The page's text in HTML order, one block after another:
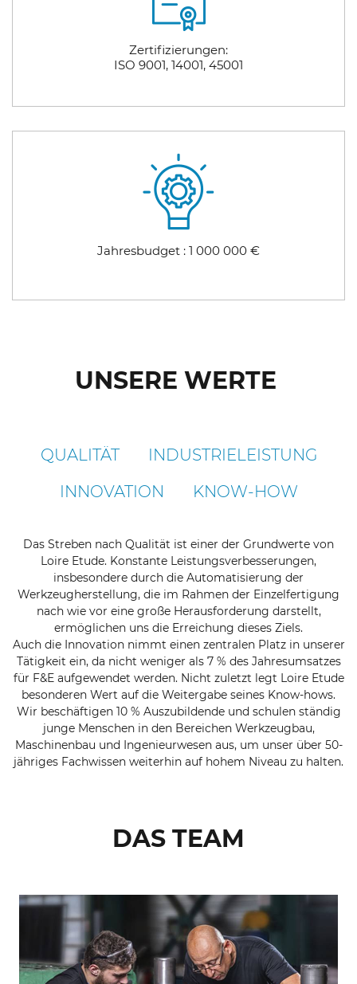
Zertifizierungen:
​​​​​​​ISO 9001, 14001, 45001
Jahresbudget : 1 000 000 €
UNSERE WERTE
QUALITÄT
INDUSTRIELEISTUNG
INNOVATION
KNOW-HOW
Das Streben nach Qualität ist einer der Grundwerte von
Loire Etude. Konstante Leistungsverbesserungen,
insbesondere durch die Automatisierung der
Werkzeugherstellung, die im Rahmen der Einzelfertigung
nach wie vor eine große Herausforderung darstellt,
ermöglichen uns die Erreichung dieses Ziels.
Auch die Innovation nimmt einen zentralen Platz in unserer
Tätigkeit ein, da nicht weniger als 7 % des Jahresumsatzes
für F&E aufgewendet werden. Nicht zuletzt legt Loire Etude
besonderen Wert auf die Weitergabe seines Know-hows.
Wir beschäftigen 10 % Auszubildende und schulen ständig
junge Menschen in den Bereichen Werkzeugbau,
Maschinenbau und Ingenieurwesen aus, um unser über 50-
jähriges Fachwissen weiterhin auf hohem Niveau zu halten.
DAS TEAM